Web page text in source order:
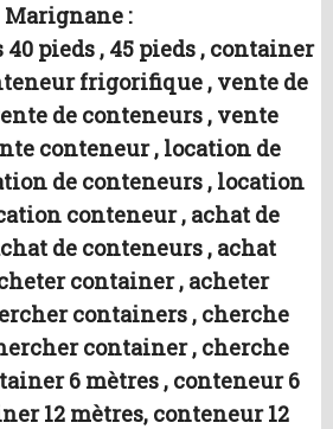
Marignane :
40 pieds , 45 pieds , container
frigorifique , vente de
de conteneurs , vente
conteneur , location de
de conteneurs , location
conteneur , achat de
de conteneurs , achat
container , acheter
containers , cherche
container , cherche
6 mètres , conteneur 6
12 mètres, conteneur 12